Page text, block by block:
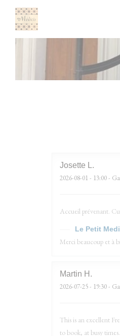
Cookies beheer paneel
Josette L
2026-08-01 - 13:00 -
Accueil prévenant.
Le Petit
Merci beaucoup et à
Martin H
2026-07-25 - 19:30 -
This is an excellent
to book, at busy